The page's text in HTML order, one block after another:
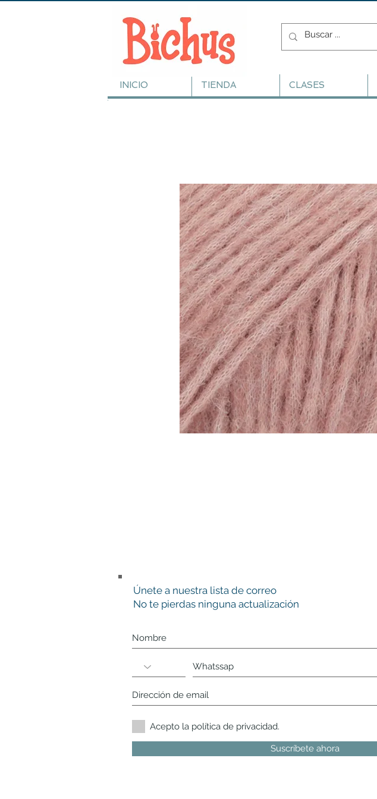
INICIO TIENDA CLASES
Únete a nuestra lista de correo
No te pierdas ninguna actualización
Acepto la política de privacidad.
Suscríbete ahora